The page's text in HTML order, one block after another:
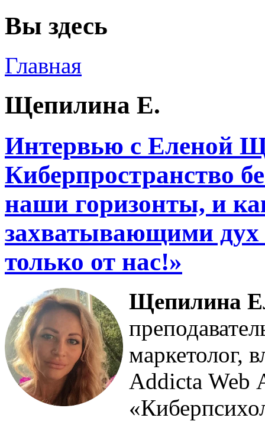
Вы здесь
Главная
Щепилина Е.
Интервью с Еленой
Киберпространство
наши горизонты, и
захватывающими дух
только от нас!»
Щепилина
маркетолог,
Addicta Web